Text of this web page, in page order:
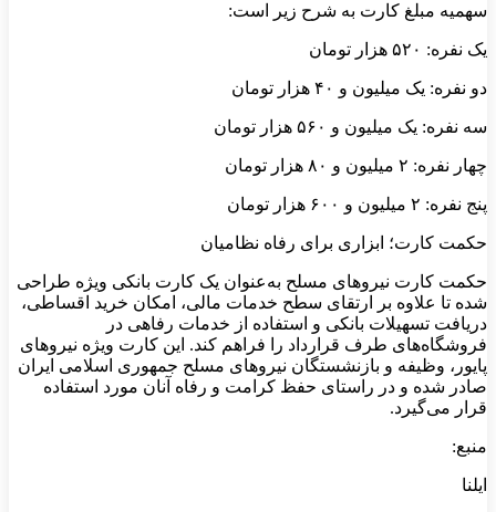
سهمیه مبلغ کارت به شرح زیر است:
یک نفره: ۵۲۰ هزار تومان
دو نفره: یک میلیون و ۴۰ هزار تومان
سه نفره: یک میلیون و ۵۶۰ هزار تومان
چهار نفره: ۲ میلیون و ۸۰ هزار تومان
پنج نفره: ۲ میلیون و ۶۰۰ هزار تومان
حکمت کارت؛ ابزاری برای رفاه نظامیان
حکمت کارت نیروهای مسلح به‌عنوان یک کارت بانکی ویژه طراحی
شده تا علاوه بر ارتقای سطح خدمات مالی، امکان خرید اقساطی،
دریافت تسهیلات بانکی و استفاده از خدمات رفاهی در
فروشگاه‌های طرف قرارداد را فراهم کند. این کارت ویژه نیروهای
پایور، وظیفه و بازنشستگان نیروهای مسلح جمهوری اسلامی ایران
صادر شده و در راستای حفظ کرامت و رفاه آنان مورد استفاده
قرار می‌گیرد.
منبع:
ایلنا